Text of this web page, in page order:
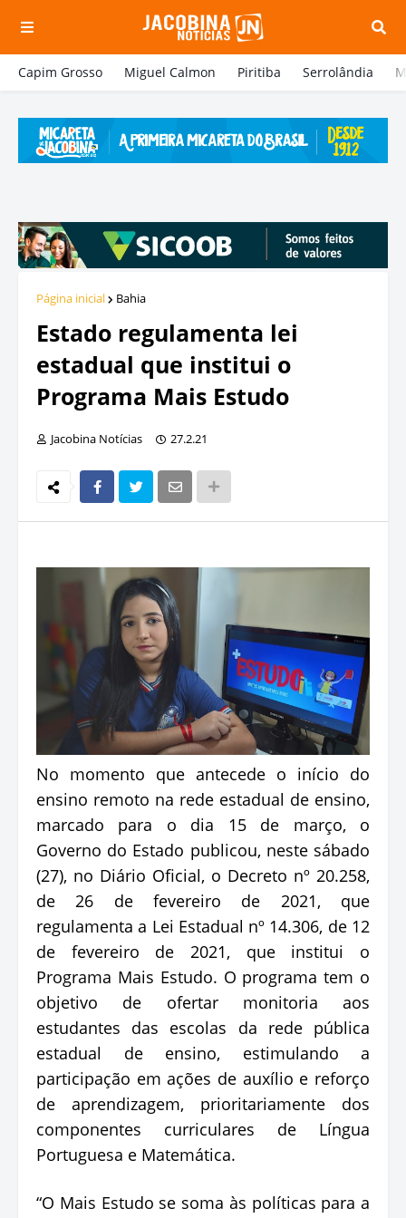
Capim Grosso Miguel Calmon Piritiba Serrolândia
Página inicial Bahia
Estado regulamenta lei
estadual que institui o
Programa Mais Estudo
Jacobina Notícias 27.2.21
No momento que antecede o início do
ensino remoto na rede estadual de ensino,
marcado para o dia 15 de março, o
Governo do Estado publicou, neste sábado
(27), no Diário Oficial, o Decreto nº 20.258,
de 26 de fevereiro de 2021, que
regulamenta a Lei Estadual nº 14.306, de 12
de fevereiro de 2021, que institui o
Programa Mais Estudo. O programa tem o
objetivo de ofertar monitoria aos
estudantes das escolas da rede pública
estadual de ensino, estimulando a
participação em ações de auxílio e reforço
de aprendizagem, prioritariamente dos
componentes curriculares de Língua
Portuguesa e Matemática.
“O Mais Estudo se soma às políticas para a